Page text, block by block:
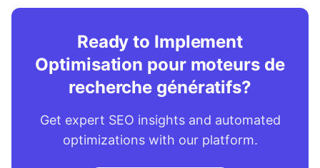
Ready to Implement
Optimisation pour moteurs de
recherche génératifs?
Get expert SEO insights and automated
optimizations with our platform.